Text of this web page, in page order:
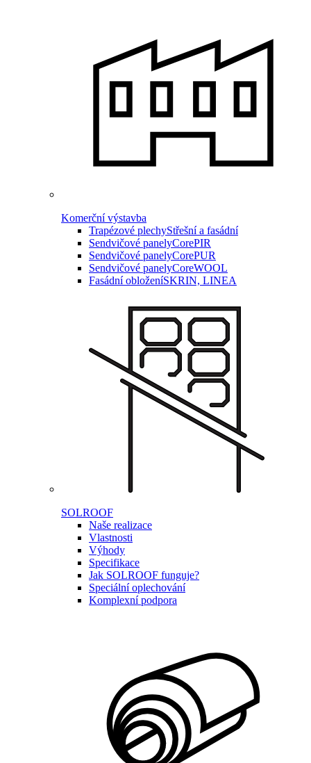
Komerční výstavba
Trapézové plechyStřešní a fasádní
Sendvičové panelyCorePIR
Sendvičové panelyCorePUR
Sendvičové panelyCoreWOOL
Fasádní obloženíSKRIN, LINEA
SOLROOF
Naše realizace
Vlastnosti
Výhody
Specifikace
Jak SOLROOF funguje?
Speciální oplechování
Komplexní podpora